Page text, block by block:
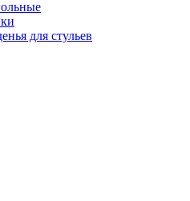
для стульев